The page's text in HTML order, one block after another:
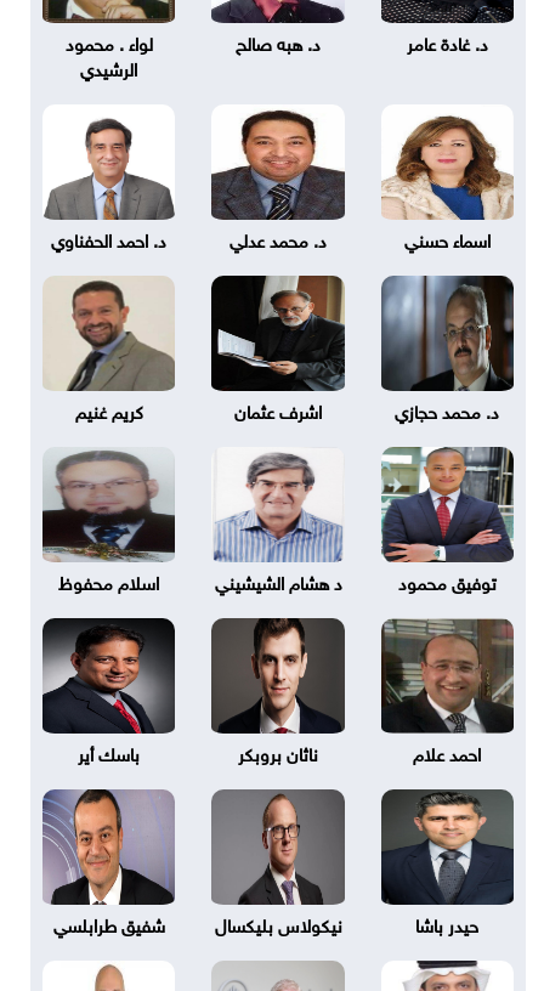
د. غادة عامر د. هبه صالح
لواء . محمود
الرشيدي
اسماء حسني د. محمد عدلي د. احمد الحفناوي
د. محمد حجازي اشرف عثمان كريم غنيم
توفيق محمود د هشام الشيشيني اسلام محفوظ
احمد علام ناثان بروبكر باسك أير
حيدر باشا نيكولاس بليكسال شفيق طرابلسي